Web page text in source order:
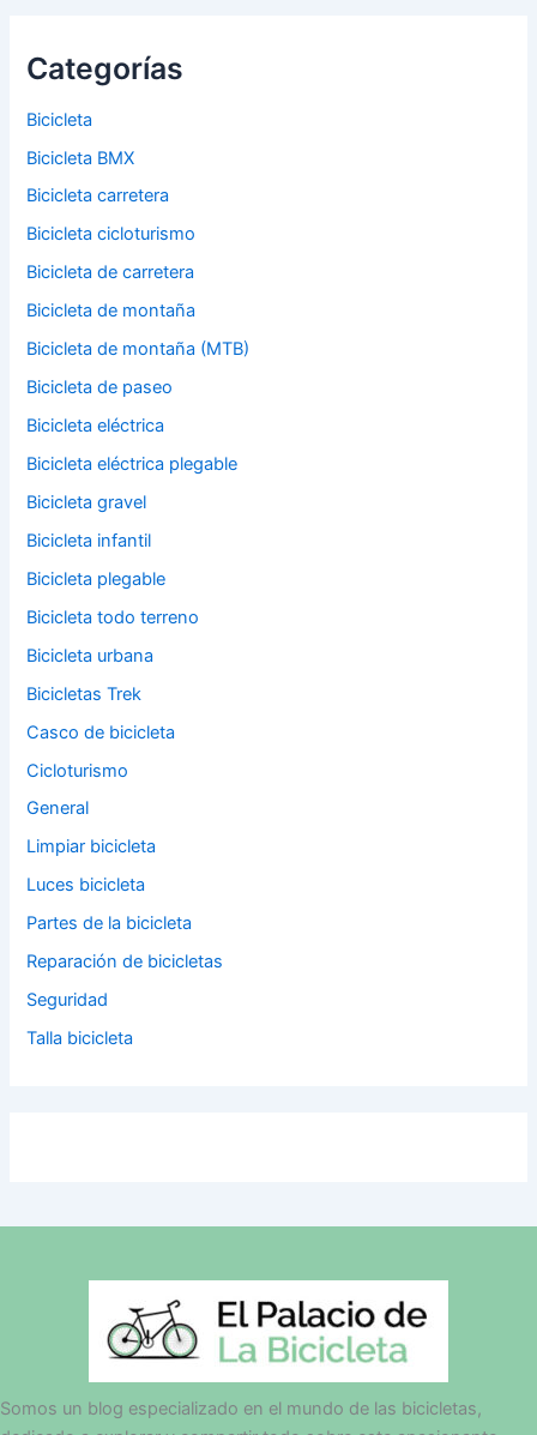
Categorías
Bicicleta
Bicicleta BMX
Bicicleta carretera
Bicicleta cicloturismo
Bicicleta de carretera
Bicicleta de montaña
Bicicleta de montaña (MTB)
Bicicleta de paseo
Bicicleta eléctrica
Bicicleta eléctrica plegable
Bicicleta gravel
Bicicleta infantil
Bicicleta plegable
Bicicleta todo terreno
Bicicleta urbana
Bicicletas Trek
Casco de bicicleta
Cicloturismo
General
Limpiar bicicleta
Luces bicicleta
Partes de la bicicleta
Reparación de bicicletas
Seguridad
Talla bicicleta
Somos un blog especializado en el mundo de las bicicletas,